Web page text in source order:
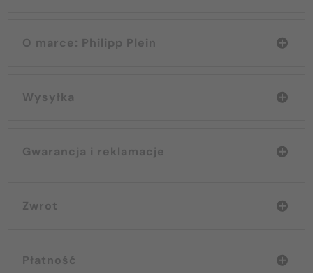
O marce: Philipp Plein
Wysyłka
Gwarancja i reklamacje
Zwrot
Płatność